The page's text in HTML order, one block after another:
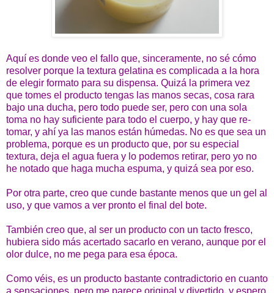
Aquí es donde veo el fallo que, sinceramente, no sé cómo
resolver porque la textura gelatina es complicada a la hora
de elegir formato para su dispensa. Quizá la primera vez
que tomes el producto tengas las manos secas, cosa rara
bajo una ducha, pero todo puede ser, pero con una sola
toma no hay suficiente para todo el cuerpo, y hay que re-
tomar, y ahí ya las manos están húmedas. No es que sea un
problema, porque es un producto que, por su especial
textura, deja el agua fuera y lo podemos retirar, pero yo no
he notado que haga mucha espuma, y quizá sea por eso.
Por otra parte, creo que cunde bastante menos que un gel al
uso, y que vamos a ver pronto el final del bote.
También creo que, al ser un producto con un tacto fresco,
hubiera sido más acertado sacarlo en verano, aunque por el
olor dulce, no me pega para esa época.
Como véis, es un producto bastante contradictorio en cuanto
a sensaciones, pero me parece original y divertido, y espero